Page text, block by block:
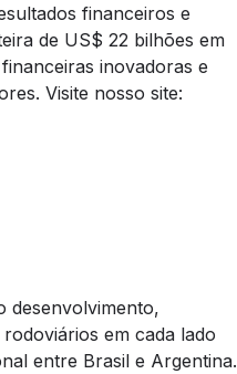
financeiros e
de US$ 22 bilhões em
inovadoras e
Visite nosso site:
desenvolvimento,
em cada lado
entre Brasil e Argentina.